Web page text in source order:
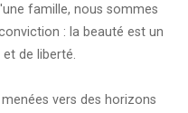
famille, nous sommes
: la beauté est un
et de liberté.
vers des horizons